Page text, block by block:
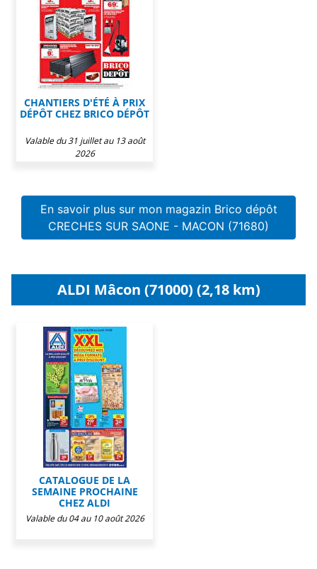
CHANTIERS D'ÉTÉ À PRIX
DÉPÔT CHEZ BRICO DÉPÔT
Valable du 31 juillet au 13 août
2026
En savoir plus sur mon magazin Brico dépôt
CRECHES SUR SAONE - MACON (71680)
ALDI Mâcon (71000) (2,18 km)
CATALOGUE DE LA
SEMAINE PROCHAINE
CHEZ ALDI
Valable du 04 au 10 août 2026